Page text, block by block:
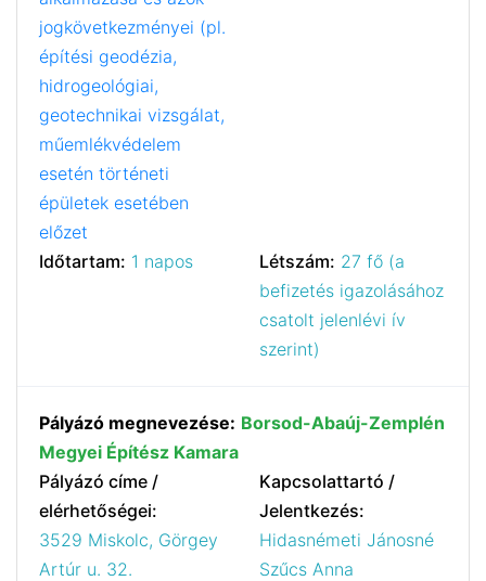
jogkövetkezményei (pl.
építési geodézia,
hidrogeológiai,
geotechnikai vizsgálat,
műemlékvédelem
esetén történeti
épületek esetében
előzet
Időtartam: 1 napos Létszám: 27 fő (a
befizetés igazolásához
csatolt jelenlévi ív
szerint)
Pályázó megnevezése: Borsod-Abaúj-Zemplén
Megyei Építész Kamara
Pályázó címe /
elérhetőségei:
3529 Miskolc, Görgey
Artúr u. 32.
Kapcsolattartó /
Jelentkezés:
Hidasnémeti Jánosné
Szűcs Anna